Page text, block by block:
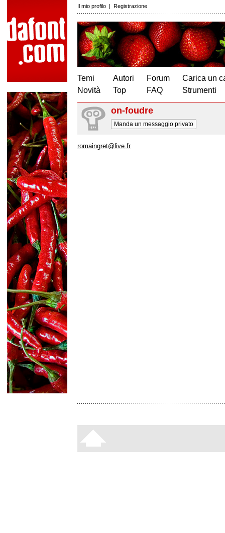
Il mio profilo | Registrazione
Temi
Novità
Autori
Top
Forum
FAQ
Carica un
Strumenti
on-foudre
Manda un messaggio privato
romaingret@live.fr